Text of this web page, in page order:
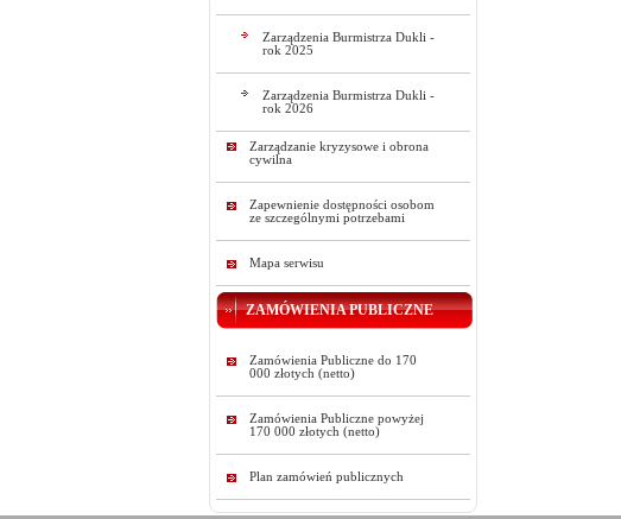
Zarządzenia Burmistrza Dukli -
rok 2025
Zarządzenia Burmistrza Dukli -
rok 2026
Zarządzanie kryzysowe i obrona
cywilna
Zapewnienie dostępności osobom
ze szczególnymi potrzebami
Mapa serwisu
ZAMÓWIENIA PUBLICZNE
Zamówienia Publiczne do 170
000 złotych (netto)
Zamówienia Publiczne powyżej
170 000 złotych (netto)
Plan zamówień publicznych